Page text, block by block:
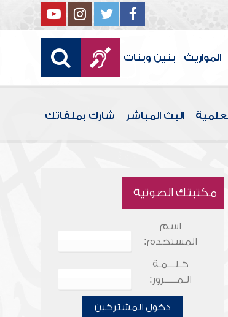
المواريث بنين وبنات
البث المباشر شارك بملفاتك
مكتبتك الصوتية
اسم
المستخدم:
كـلـــمـة
الـمـــــرور:
دخول المشتركين